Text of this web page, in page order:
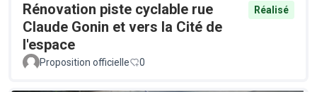
Rénovation piste cyclable rue
Claude Gonin et vers la Cité de
l'espace
Réalisé
Proposition officielle 0